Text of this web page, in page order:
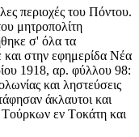
περιοχές του Πόντου.
μητροπολίτη
σ' όλα τα
και στην εφημερίδα Nέα
1918, αρ. φύλλου 98:
και ληστεύσεις
άκλαυτοι και
Tούρκων εν Tοκάτη και